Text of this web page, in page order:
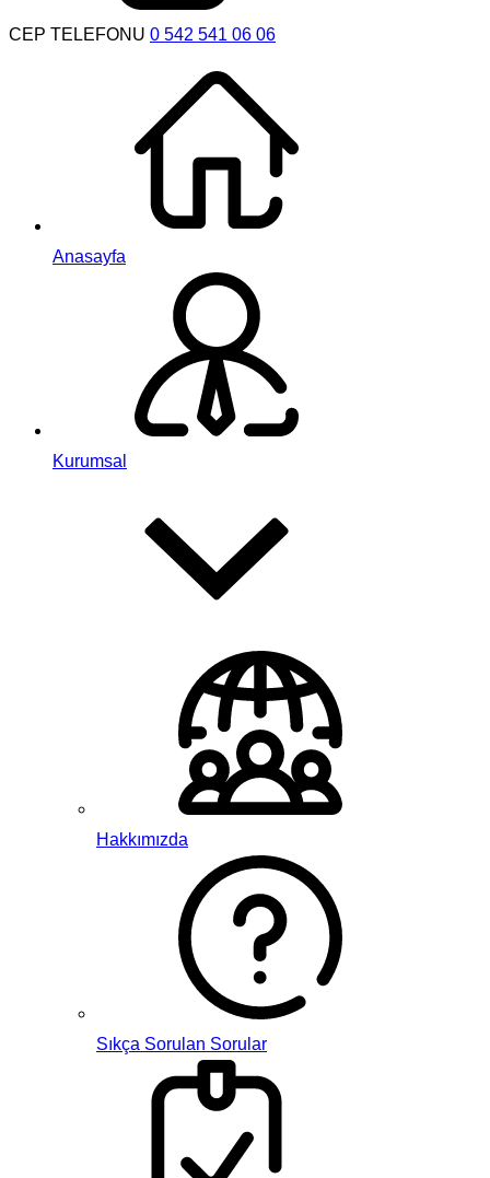
CEP TELEFONU 0 542 541 06 06
Anasayfa
Kurumsal
Hakkımızda
Sıkça Sorulan Sorular